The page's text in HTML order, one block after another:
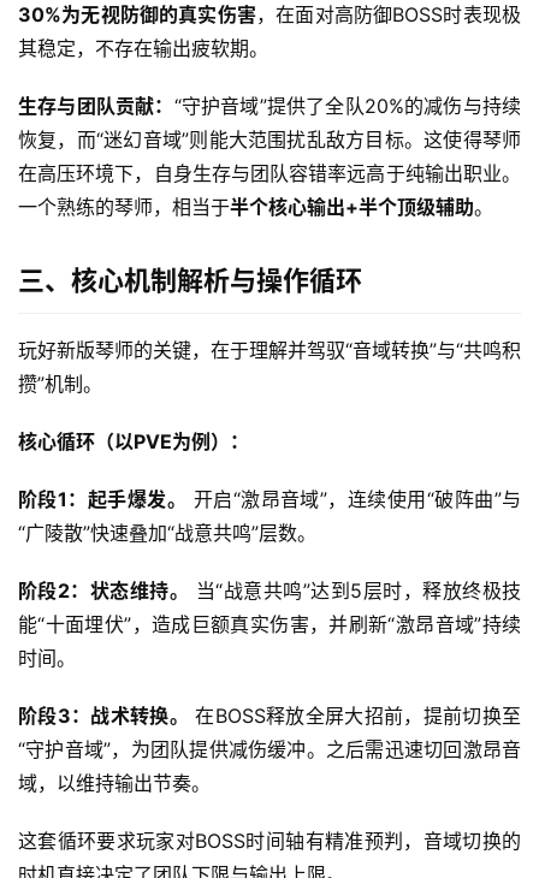
30%为无视防御的真实伤害，在面对高防御BOSS时表现极
其稳定，不存在输出疲软期。
生存与团队贡献： “守护音域”提供了全队20%的减伤与持续
恢复，而“迷幻音域”则能大范围扰乱敌方目标。这使得琴师
在高压环境下，自身生存与团队容错率远高于纯输出职业。
一个熟练的琴师，相当于半个核心输出+半个顶级辅助。
三、核心机制解析与操作循环
玩好新版琴师的关键，在于理解并驾驭“音域转换”与“共鸣积
攒”机制。
核心循环（以PVE为例）：
阶段1：起手爆发。
开启“激昂音域”，连续使用“破阵曲”与
“广陵散”快速叠加“战意共鸣”层数。
阶段2：状态维持。
当“战意共鸣”达到5层时，释放终极技
能“十面埋伏”，造成巨额真实伤害，并刷新“激昂音域”持续
时间。
阶段3：战术转换。
在BOSS释放全屏大招前，提前切换至
“守护音域”，为团队提供减伤缓冲。之后需迅速切回激昂音
域，以维持输出节奏。
这套循环要求玩家对BOSS时间轴有精准预判，音域切换的